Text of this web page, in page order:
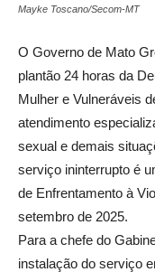
Mayke Toscano/Secom-MT
O Governo de Mato
plantão 24 horas da
Mulher e Vulneráveis
atendimento
sexual e demais
serviço ininterrupto é
de Enfrentamento à
setembro de 2025.
Para a chefe do
instalação do serviço